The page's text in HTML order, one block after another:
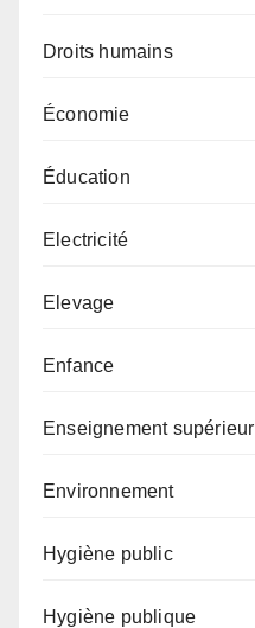
Droits humains
Économie
Éducation
Electricité
Elevage
Enfance
Enseignement supérieur
Environnement
Hygiène public
Hygiène publique